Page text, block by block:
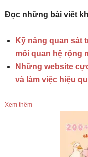
Đọc những bài viết
Kỹ năng quan sát
mối quan hệ rộng
Những website
và làm việc hiệu
Xem thêm